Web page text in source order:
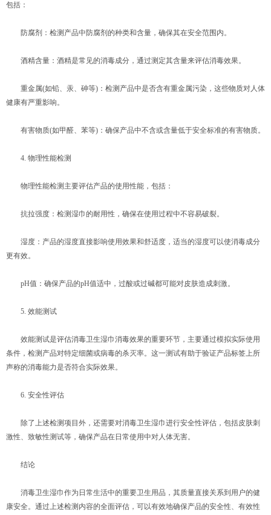
包括：
防腐剂：检测产品中防腐剂的种类和含量，确保其在安全范围内。
酒精含量：酒精是常见的消毒成分，通过测定其含量来评估消毒效果。
重金属(如铅、汞、砷等)：检测产品中是否含有重金属污染，这些物质对人体
健康有严重影响。
有害物质(如甲醛、苯等)：确保产品中不含或含量低于安全标准的有害物质。
4. 物理性能检测
物理性能检测主要评估产品的使用性能，包括：
抗拉强度：检测湿巾的耐用性，确保在使用过程中不容易破裂。
湿度：产品的湿度直接影响使用效果和舒适度，适当的湿度可以使消毒成分
更有效。
pH值：确保产品的pH值适中，过酸或过碱都可能对皮肤造成刺激。
5. 效能测试
效能测试是评估消毒卫生湿巾消毒效果的重要环节，主要通过模拟实际使用
条件，检测产品对特定细菌或病毒的杀灭率。这一测试有助于验证产品标签上所
声称的消毒能力是否符合实际效果。
6. 安全性评估
除了上述检测项目外，还需要对消毒卫生湿巾进行安全性评估，包括皮肤刺
激性、致敏性测试等，确保产品在日常使用中对人体无害。
结论
消毒卫生湿巾作为日常生活中的重要卫生用品，其质量直接关系到用户的健
康安全。通过上述检测内容的全面评估，可以有效地确保产品的安全性、有效性